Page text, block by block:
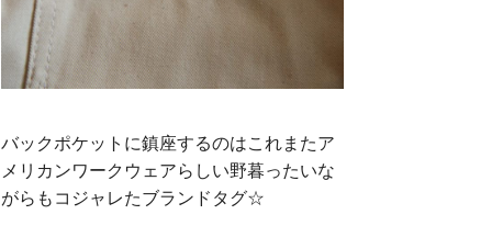
バックポケットに鎮座するのはこれまたア
メリカンワークウェアらしい野暮ったいな
がらもコジャレたブランドタグ☆